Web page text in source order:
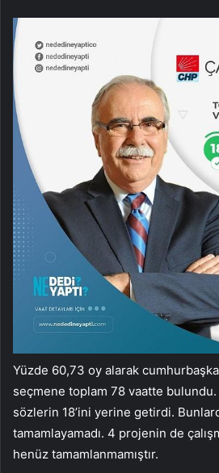
Yüzde 60,73 oy alarak
seçmene toplam 78 vaatte
sözlerin 18’ini yerine getirdi.
tamamlayamadı. 4 projenin de
henüz tamamlanmamıştır.